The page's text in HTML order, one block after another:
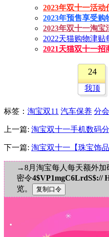
2023年双十一活
2023年预售享受
2023年双十一淘
2022天猫购物津贴
2021天猫双十一
24
我顶
标签 ： 淘宝双11 汽车保养 分
上一篇: 淘宝双十一手机数码
下一篇: 淘宝双十一【珠宝饰
→8月淘宝每人每天额外加
密令4$VP1mgC6LrdS$://
览。